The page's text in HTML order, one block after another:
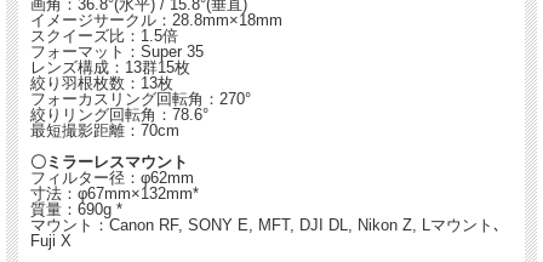
画角：36.8°(水平) / 15.8°(垂直)
イメージサークル：28.8mm×18mm
スクイーズ比：1.5倍
フォーマット：Super 35
レンズ構成：13群15枚
絞り羽根枚数：13枚
フォーカスリング回転角：270°
絞りリング回転角：78.6°
最短撮影距離：70cm
〇ミラーレスマウント
フィルター径：φ62mm
寸法：φ67mm×132mm*
質量：690g *
マウント：Canon RF, SONY E, MFT, DJI DL, Nikon Z, Lマウント､
Fuji X